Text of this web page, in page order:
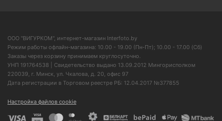
ООО "ВИГУРКОМ", интернет-магазин Interfoto.by
Режим работы офлайн-магазина: 10.00 - 19.00 (Пн-Пт); 10.00 - 17.00 (Сб)
Заказы через корзину принимаем круглосуточно.
УНП 191764538 | Свидетельство выдано 13.09.2012 Мингорисполком
220039, г. Минск, ул. Чкалова, д. 20, офис 97
Дата регистрации в Торговом реестре РБ: 12.04.2017 №377855
Настройка файлов cookie